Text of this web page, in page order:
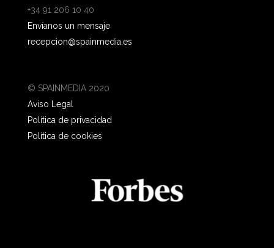
+34 91 206 10 40
Envíanos un mensaje
recepcion@spainmedia.es
© SPAINMEDIA 2020
Aviso Legal
Política de privacidad
Política de cookies